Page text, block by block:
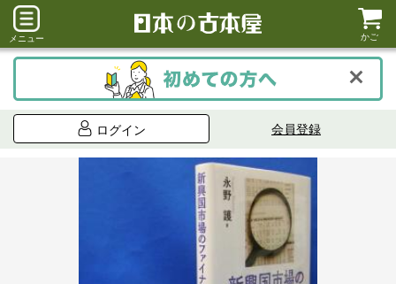
メニュー かご
ログイン 会員登録